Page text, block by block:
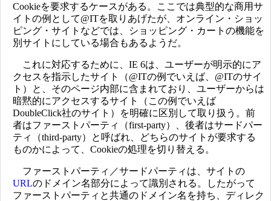
Cookieを要求するケースがある。ここでは典型的な商用サ
イトの例として@ITを取りあげたが、オンライン・ショッ
ピング・サイトなどでは、ショッピング・カートの機能を
別サイトにしている場合もあるようだ。
これに対応するために、IE 6は、ユーザーが明示的にア
クセスを指示したサイト（@ITの例でいえば、@ITのサイ
ト）と、そのページ内部に含まれており、ユーザーからは
暗黙的にアクセスするサイト（この例でいえば
DoubleClick社のサイト）を明確に区別して取り扱う。前
者はファーストパーティ（first-party）、後者はサードパー
ティ（third-party）と呼ばれ、どちらのサイトが要求する
ものかによって、Cookieの処理を切り替える。
ファーストパーティ／サードパーティは、サイトの
URLのドメイン名部分によって識別される。したがって
ファーストパーティと共通のドメイン名を持ち、ディレク